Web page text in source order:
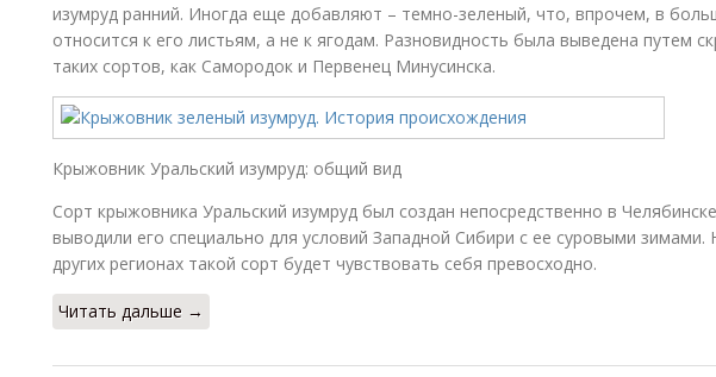
изумруд ранний. Иногда еще добавляют – темно-зеленый, что, впрочем, в
относится к его листьям, а не к ягодам. Разновидность была выведена путем
таких сортов, как Самородок и Первенец Минусинска.
Крыжовник Уральский изумруд: общий вид
Сорт крыжовника Уральский изумруд был создан непосредственно в
выводили его специально для условий Западной Сибири с ее суровыми зимами.
других регионах такой сорт будет чувствовать себя превосходно.
Читать дальше →